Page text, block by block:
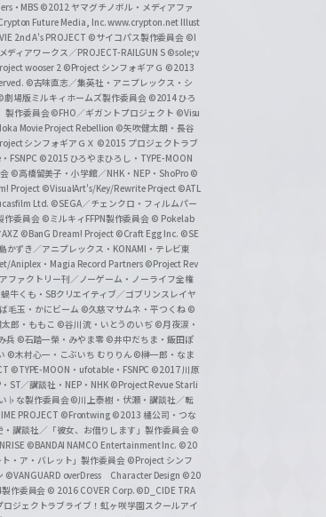
・MBS ©2012 ヤマグチノボル・メディアファ
Future Media, Inc. www.crypton.net Illust
2nd A's PROJECT ©サイコパス製作委員会 ©I
ィアワークス／PROJECT-RAILGUN S ©sole;v
wooser 2 ©Project シンフォギアＧ ©2013
©古味直志／集英社・アニプレックス・シ
劇場版ミルキィホームズ製作委員会 ©2014 ひろ
製作委員会©FHO／ギガントプロジェクト ©Visu
Movie Project Rebellion ©矢吹健太朗・長谷
シンフォギアＧＸ ©2015 プロジェクトラブ
FSNPC ©2015 ひろやまひろし・TYPE-MOON
©高橋留美子・小学館／NHK・NEP・ShoPro ©
Project ©VisualArt's/Key/Rewrite Project ©ATL
Ltd. ©SEGA／チェンクロ・フィルムパー
作委員会 ©ミルキィFFPN製作委員会 © Pokelab
©BanG Dream! Project ©Craft Egg Inc. ©SE
かずき／アニプレックス・KONAMI・テレビ東
Aniplex・Magia Record Partners ©Project Rev
ファクトリー刊／ノーゲーム・ノーライフ全権
牛くも・SBクリエイティブ／ゴブリンスレイヤ
毛玉・かにビーム ©久慈マサムネ・平つくね ©
郎・ももこ ©谷川流・いとうのいぢ ©月夜涙・
兵 ©石踏一榮・みやま零 ©井中だちま・飯田ぽ
©木村心一・こぶいち むりりん ©榊一郎・なま
©TYPE-MOON・ufotable・FSNPC ©2017 川原
ST／講談社・NEP・NHK ©Project Revue Starli
♭な製作委員会©川上泰樹・伏瀬・講談社／転
PROJECT ©Frontwing ©2013 橘公司・つな
講談社／「彼女、お借りします」製作委員会 ©
©BANDAI NAMCO Entertainment Inc. ©20
・ア・バレット」製作委員会 ©Project シンフ
©VANGUARD overDress Character Design ©20
作委員会 © 2016 COVER Corp. ©D_CIDE TRA
ジェクトラブライブ！虹ヶ咲学園スクールアイ